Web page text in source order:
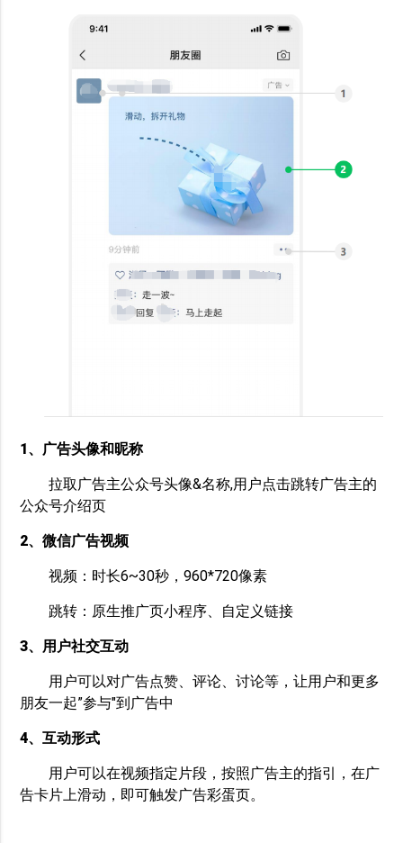
1、广告头像和昵称
拉取广告主公众号头像&名称,用户点击跳转广告主的
公众号介绍页
2、微信广告视频
视频：时长6~30秒，960*720像素
跳转：原生推广页小程序、自定义链接
3、用户社交互动
用户可以对广告点赞、评论、讨论等，让用户和更多
朋友一起”参与"到广告中
4、互动形式
用户可以在视频指定片段，按照广告主的指引，在广
告卡片上滑动，即可触发广告彩蛋页。